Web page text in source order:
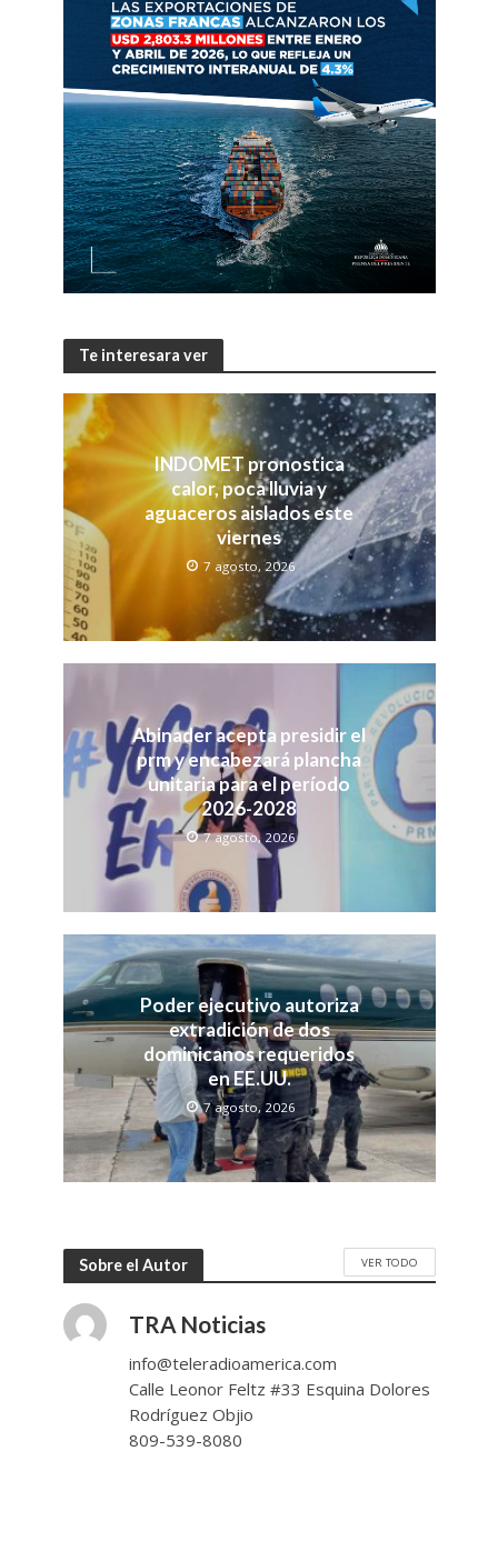
Te interesara ver
INDOMET pronostica
calor, poca lluvia y
aguaceros aislados este
viernes
7 agosto, 2026
Abinader acepta presidir el
prm y encabezará plancha
unitaria para el período
2026-2028
7 agosto, 2026
Poder ejecutivo autoriza
extradición de dos
dominicanos requeridos
en EE.UU.
7 agosto, 2026
Sobre el Autor VER TODO
TRA Noticias
info@teleradioamerica.com
Calle Leonor Feltz #33 Esquina Dolores
Rodríguez Objio
809-539-8080